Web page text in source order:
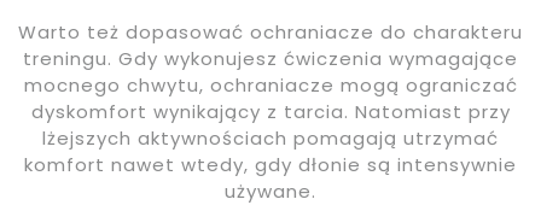
Warto też dopasować ochraniacze do charakteru
treningu. Gdy wykonujesz ćwiczenia wymagające
mocnego chwytu, ochraniacze mogą ograniczać
dyskomfort wynikający z tarcia. Natomiast przy
lżejszych aktywnościach pomagają utrzymać
komfort nawet wtedy, gdy dłonie są intensywnie
używane.